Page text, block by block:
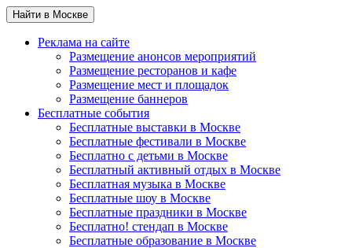
Найти в Москве
Реклама на сайте
Размещение анонсов мероприятий
Размещение ресторанов и кафе
Размещение мест и площадок
Размещение баннеров
Бесплатные события
Бесплатные выставки в Москве
Бесплатные фестивали в Москве
Бесплатно с детьми в Москве
Бесплатный активный отдых в Москве
Бесплатная музыка в Москве
Бесплатные шоу в Москве
Бесплатные праздники в Москве
Бесплатно! стендап в Москве
Бесплатные образование в Москве